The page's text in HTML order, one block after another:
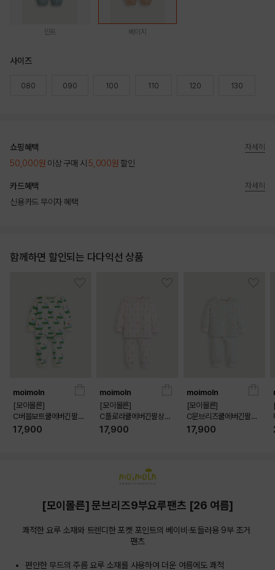
민트 베이지
사이즈
080 090 100 110 120 130
쇼핑혜택
50,000원 이상 구매 시 5,000원 할인
자세히
카드혜택
신용카드 무이자 혜택
자세히
함께하면 할인되는 다다익선 상품
moimoln
[모이몰른]
C버블보트쿨에버긴팔상
하 [26 여름]
17,900
moimoln
[모이몰른]
C플로라쿨에버긴팔상하
[26 여름]
17,900
moimoln
[모이몰른]
C문브리즈쿨에버긴팔상
하 [26 여름]
17,900
[모이몰른] 문브리즈9부요루팬츠 [26 여름]
쾌적한 요루 소재와 트렌디한 포켓 포인트의 베이비·토들러용 9부 조거
팬츠
편안한 무드의 주름 요루 소재를 사용하여 더운 여름에도 쾌적